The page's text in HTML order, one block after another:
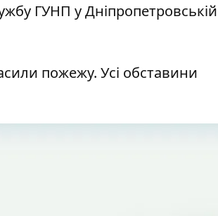
ГУНП у Дніпропетровській
пожежу. Усі обставини